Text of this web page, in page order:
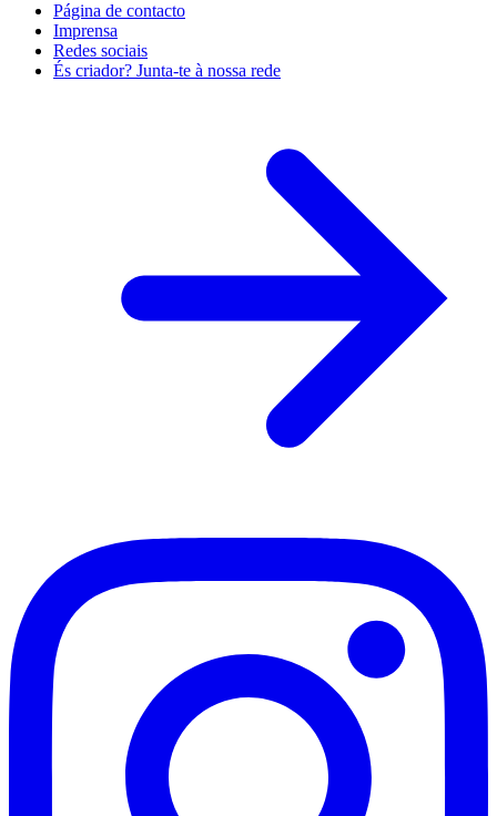
Página de contacto
Imprensa
Redes sociais
És criador? Junta-te à nossa rede